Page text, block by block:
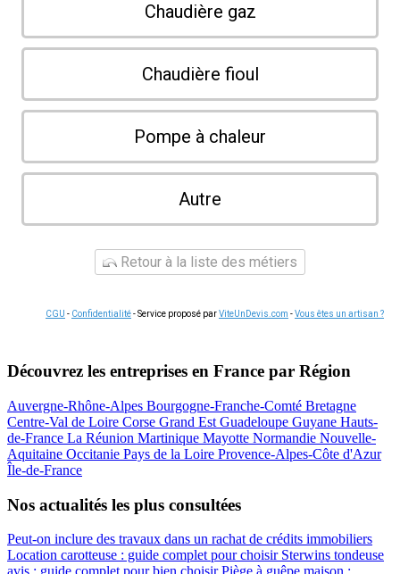
Chaudière gaz
Chaudière fioul
Pompe à chaleur
Autre
Retour à la liste des métiers
CGU - Confidentialité- Service proposé parViteUnDevis.com -Vous êtes un artisan ?
Découvrez les entreprises en France par Région
Auvergne-Rhône-Alpes Bourgogne-Franche-Comté Bretagne
Centre-Val de Loire Corse Grand Est Guadeloupe Guyane Hauts-
de-France La Réunion Martinique Mayotte Normandie Nouvelle-
Aquitaine Occitanie Pays de la Loire Provence-Alpes-Côte d'Azur
Île-de-France
Nos actualités les plus consultées
Peut-on inclure des travaux dans un rachat de crédits immobiliers
Location carotteuse : guide complet pour choisir Sterwins tondeuse